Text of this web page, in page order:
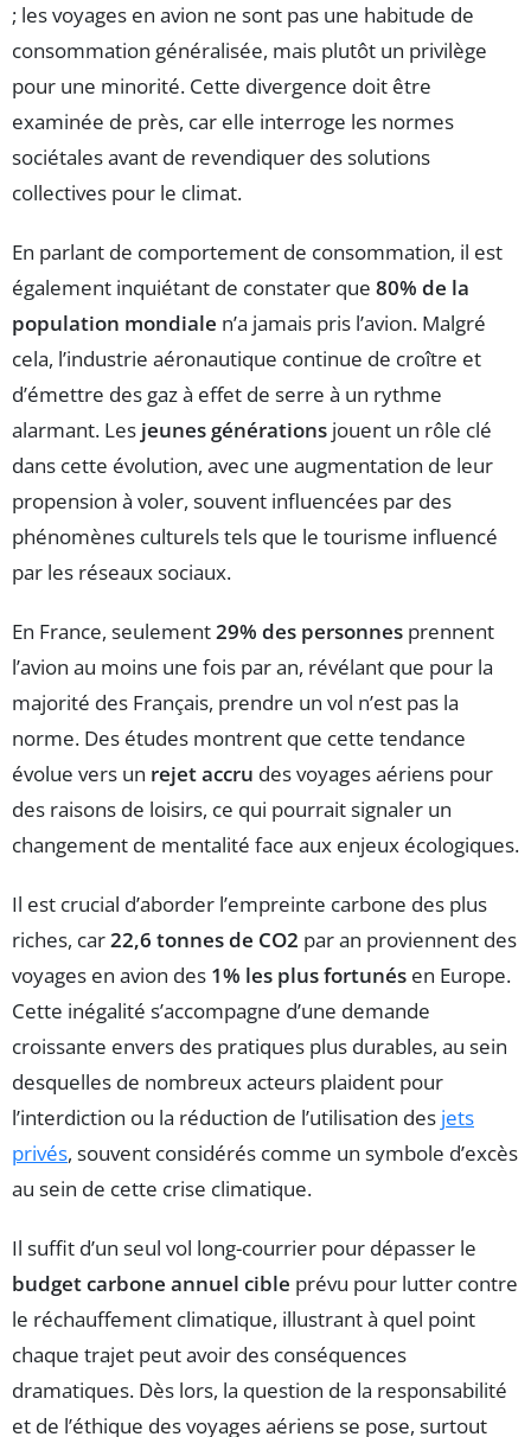
; les voyages en avion ne sont pas une habitude de
consommation généralisée, mais plutôt un privilège
pour une minorité. Cette divergence doit être
examinée de près, car elle interroge les normes
sociétales avant de revendiquer des solutions
collectives pour le climat.
En parlant de comportement de consommation, il est
également inquiétant de constater que 80% de la
population mondiale n’a jamais pris l’avion. Malgré
cela, l’industrie aéronautique continue de croître et
d’émettre des gaz à effet de serre à un rythme
alarmant. Les jeunes générations jouent un rôle clé
dans cette évolution, avec une augmentation de leur
propension à voler, souvent influencées par des
phénomènes culturels tels que le tourisme influencé
par les réseaux sociaux.
En France, seulement29% des personnes prennent
l’avion au moins une fois par an, révélant que pour la
majorité des Français, prendre un vol n’est pas la
norme. Des études montrent que cette tendance
évolue vers un rejet accru des voyages aériens pour
des raisons de loisirs, ce qui pourrait signaler un
changement de mentalité face aux enjeux écologiques.
Il est crucial d’aborder l’empreinte carbone des plus
riches, car22,6 tonnes de CO2 par an proviennent des
voyages en avion des 1% les plus fortunés en Europe.
Cette inégalité s’accompagne d’une demande
croissante envers des pratiques plus durables, au sein
desquelles de nombreux acteurs plaident pour
l’interdiction ou la réduction de l’utilisation des jets
privés, souvent considérés comme un symbole d’excès
au sein de cette crise climatique.
Il suffit d’un seul vol long-courrier pour dépasser le
budget carbone annuel cible prévu pour lutter contre
le réchauffement climatique, illustrant à quel point
chaque trajet peut avoir des conséquences
dramatiques. Dès lors, la question de la responsabilité
et de l’éthique des voyages aériens se pose, surtout